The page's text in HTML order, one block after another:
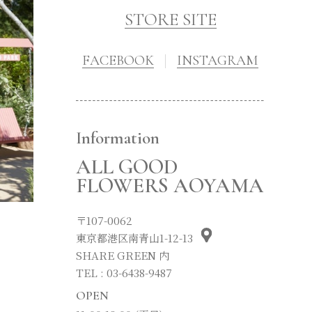
STORE SITE
FACEBOOK INSTAGRAM
Information
ALL GOOD
FLOWERS AOYAMA
〒107-0062
東京都港区南青山1-12-13
SHARE GREEN 内
TEL : 03-6438-9487
OPEN